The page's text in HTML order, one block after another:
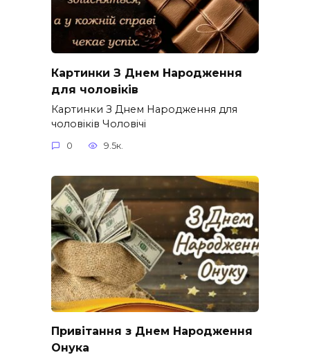
Картинки З Днем Народження
для чоловіків​
Картинки З Днем Народження для
чоловіків​ Чоловічі
0 9.5к.
Привітання з Днем Народження
Онука